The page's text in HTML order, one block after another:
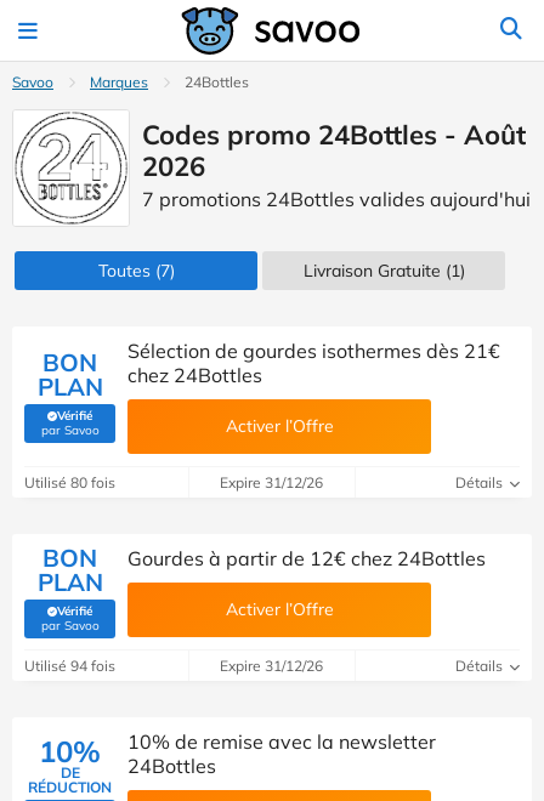
Savoo Marques 24Bottles
Codes promo 24Bottles - Août
2026
7 promotions 24Bottles valides aujourd'hui
Toutes(7) Livraison Gratuite (1)
BON
PLAN
Vérifié
par Savoo(Vérifié par Savoo)
Sélection de gourdes isothermes dès 21€
chez 24Bottles
Activer l’Offre
Utilisé 80 fois Expire 31/12/26 Détails
BON
PLAN
Vérifié
par Savoo(Vérifié par Savoo)
Gourdes à partir de 12€ chez 24Bottles
Activer l’Offre
Utilisé 94 fois Expire 31/12/26 Détails
10%
DE
RÉDUCTION
10% de remise avec la newsletter
24Bottles